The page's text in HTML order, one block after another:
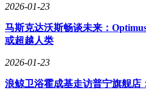
2026-01-23
马斯克达沃斯畅谈未来：
或超越人类
2026-01-23
浪鲸卫浴霍成基走访普宁旗舰店